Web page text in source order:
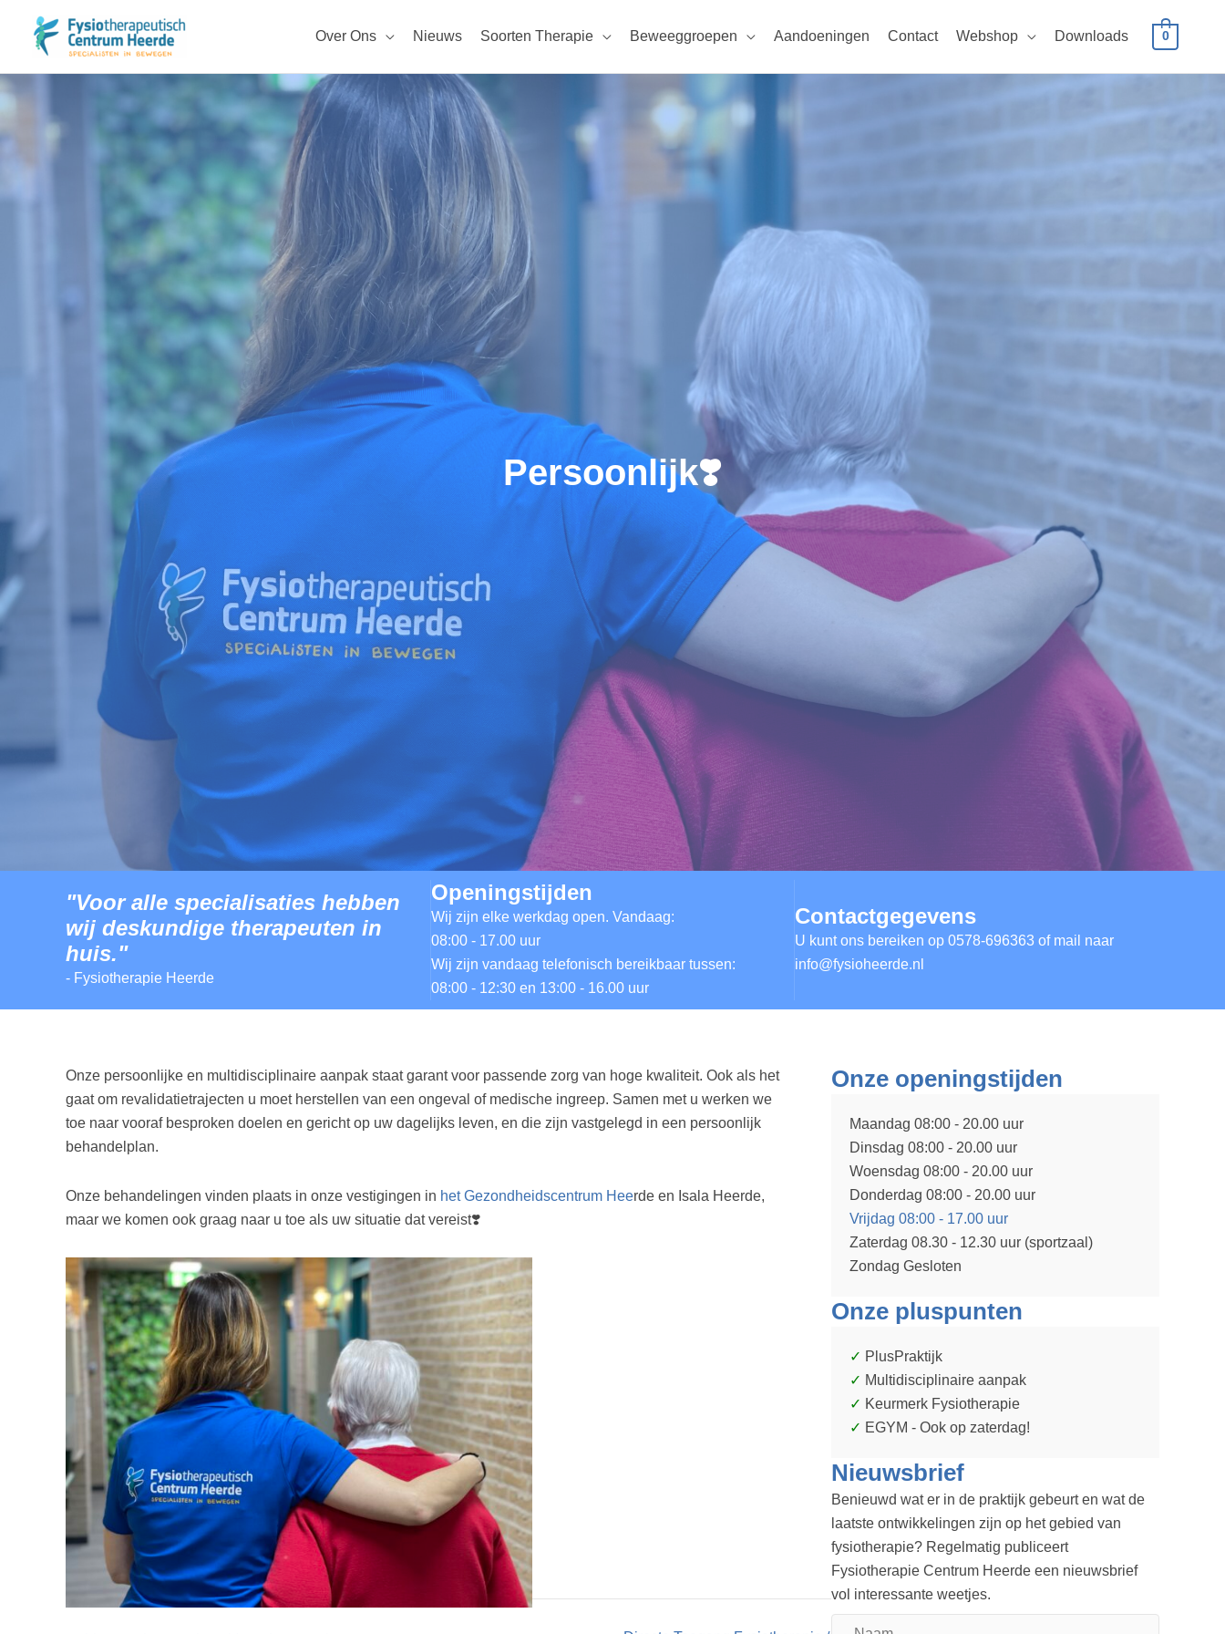
inhoud
Over Ons Nieuws Soorten Therapie Beweeggroepen Aandoeningen Contact Webshop Downloads 0
Persoonlijk❣️
"Voor alle specialisaties hebben
wij deskundige therapeuten in
huis."
- Fysiotherapie Heerde
Openingstijden
Wij zijn elke werkdag open. Vandaag:
08:00 - 17.00 uur
Wij zijn vandaag telefonisch bereikbaar tussen:
08:00 - 12:30 en 13:00 - 16.00 uur
Contactgegevens
U kunt ons bereiken op0578-696363 of mail naar
info@fysioheerde.nl
Onze persoonlijke en multidisciplinaire aanpak staat garant voor passende zorg van hoge kwaliteit. Ook als het
gaat om revalidatietrajecten u moet herstellen van een ongeval of medische ingreep. Samen met u werken we
toe naar vooraf besproken doelen en gericht op uw dagelijks leven, en die zijn vastgelegd in een persoonlijk
behandelplan.
Onze behandelingen vinden plaats in onze vestigingen in het Gezondheidscentrum Heerde en Isala Heerde,
maar we komen ook graag naar u toe als uw situatie dat vereist❣️
Onze openingstijden
Maandag 08:00 - 20.00 uur
Dinsdag 08:00 - 20.00 uur
Woensdag 08:00 - 20.00 uur
Donderdag 08:00 - 20.00 uur
Vrijdag 08:00 - 17.00 uur
Zaterdag 08.30 - 12.30 uur (sportzaal)
Zondag Gesloten
Onze pluspunten
PlusPraktijk
Multidisciplinaire aanpak
Keurmerk Fysiotherapie
EGYM - Ook op zaterdag!
Nieuwsbrief
Benieuwd wat er in de praktijk gebeurt en wat de
laatste ontwikkelingen zijn op het gebied van
fysiotherapie? Regelmatig publiceert
Fysiotherapie Centrum Heerde een nieuwsbrief
vol interessante weetjes.
Naam